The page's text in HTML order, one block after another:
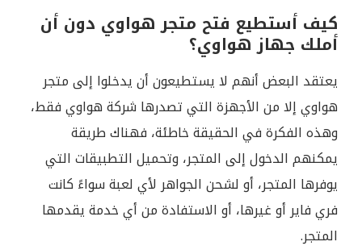
كيف أستطيع فتح متجر هواوي دون أن
أملك جهاز هواوي؟
يعتقد البعض أنهم لا يستطيعون أن يدخلوا إلى متجر
هواوي إلا من الأجهزة التي تصدرها شركة هواوي فقط،
وهذه الفكرة في الحقيقة خاطئة، فهناك طريقة
يمكنهم الدخول إلى المتجر، وتحميل التطبيقات التي
يوفرها المتجر، أو لشحن الجواهر لأي لعبة سواءً كانت
فري فاير أو غيرها، أو الاستفادة من أي خدمة يقدمها
المتجر.